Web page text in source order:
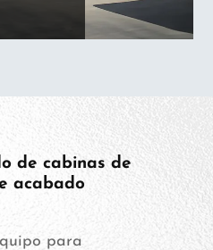
de cabinas de
acabado
para